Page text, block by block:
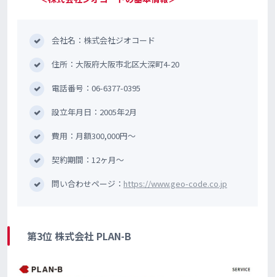
会社名：株式会社ジオコード
住所：大阪府大阪市北区大深町4-20
電話番号：06-6377-0395
設立年月日：2005年2月
費用：月額300,000円〜
契約期間：12ヶ月〜
問い合わせページ： https://www.geo-code.co.jp
第3位 株式会社 PLAN-B